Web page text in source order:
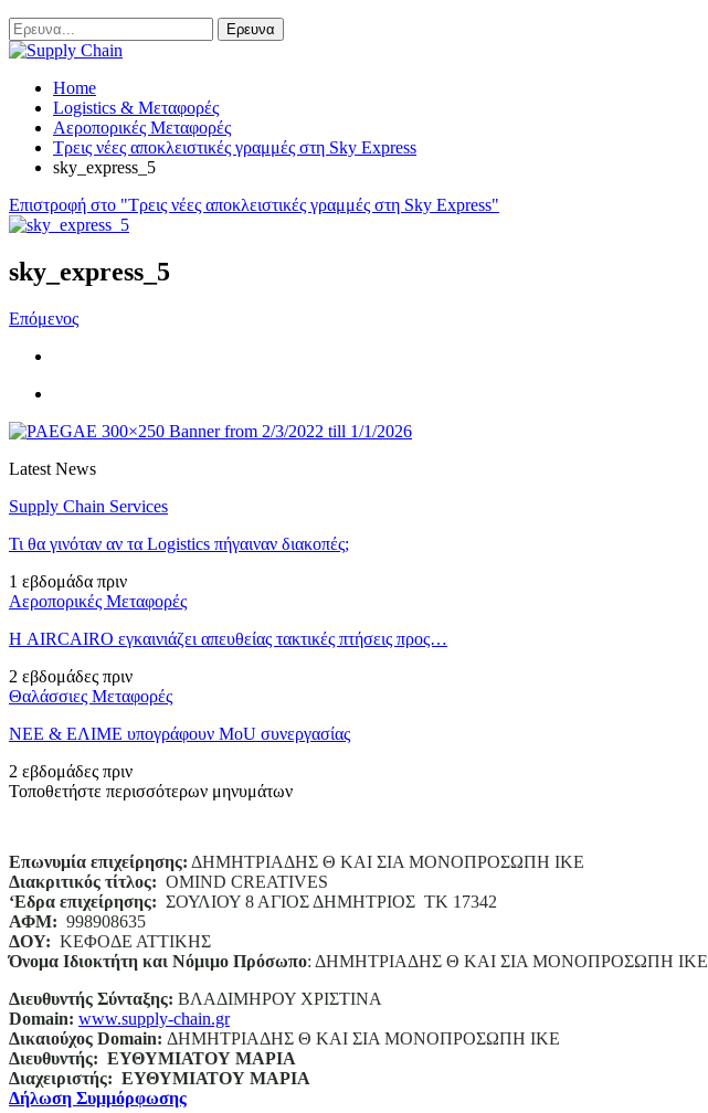
Home
Logistics & Μεταφορές
Αεροπορικές Μεταφορές
Τρεις νέες αποκλειστικές γραμμές στη Sky Express
sky_express_5
Επιστροφή στο "Τρεις νέες αποκλειστικές γραμμές στη Sky Express"
sky_express_5
Επόμενος
Latest News
Supply Chain Services
Τι θα γινόταν αν τα Logistics πήγαιναν διακοπές;
1 εβδομάδα πριν
Αεροπορικές Μεταφορές
Η AIRCAIRO εγκαινιάζει απευθείας τακτικές πτήσεις προς…
2 εβδομάδες πριν
Θαλάσσιες Μεταφορές
ΝΕΕ & ΕΛΙΜΕ υπογράφουν MoU συνεργασίας
2 εβδομάδες πριν
Τοποθετήστε περισσότερων μηνυμάτων
Επωνυμία επιχείρησης: ΔΗΜΗΤΡΙΑΔΗΣ Θ ΚΑΙ ΣΙΑ ΜΟΝΟΠΡΟΣΩΠΗ ΙΚΕ
Διακριτικός τίτλος: ΟΜΙΝD CREATIVES
‘Eδρα επιχείρησης: ΣΟΥΛΙΟΥ 8 ΑΓΙΟΣ ΔΗΜΗΤΡΙΟΣ ΤΚ 17342
ΑΦΜ: 998908635
ΔΟΥ: ΚΕΦΟΔΕ ΑΤΤΙΚΗΣ
Όνομα Ιδιοκτήτη και Νόμιμο Πρόσωπο: ΔΗΜΗΤΡΙΑΔΗΣ Θ ΚΑΙ ΣΙΑ ΜΟΝΟΠΡΟΣΩΠΗ ΙΚΕ
Διευθυντής Σύνταξης: ΒΛΑΔΙΜΗΡΟΥ ΧΡΙΣΤΙΝΑ
Domain: www.supply-chain.gr
Δικαιούχος Domain: ΔΗΜΗΤΡΙΑΔΗΣ Θ ΚΑΙ ΣΙΑ ΜΟΝΟΠΡΟΣΩΠΗ ΙΚΕ
Διευθυντής: ΕΥΘΥΜΙΑΤΟΥ ΜΑΡΙΑ
Διαχειριστής: ΕΥΘΥΜΙΑΤΟΥ ΜΑΡΙΑ
Δήλωση Συμμόρφωσης